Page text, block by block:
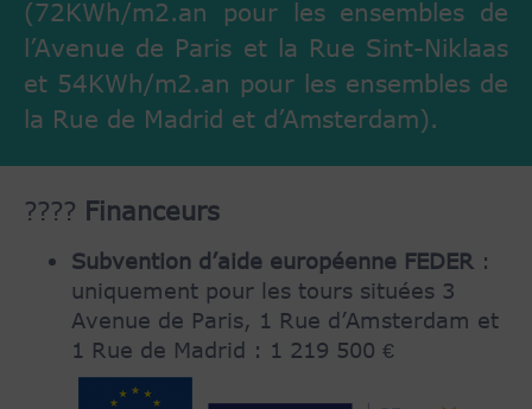
(72KWh/m2.an pour les ensembles de
l’Avenue de Paris et la Rue Sint-Niklaas
et 54KWh/m2.an pour les ensembles de
la Rue de Madrid et d’Amsterdam).
???? Financeurs
Subvention d’aide européenne FEDER :
uniquement pour les tours situées 3
Avenue de Paris, 1 Rue d’Amsterdam et
1 Rue de Madrid : 1 219 500 €